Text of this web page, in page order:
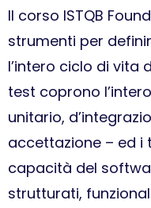
Il corso ISTQB
strumenti per
l’intero ciclo di vita
test coprono
unitario,
accettazione – ed
capacità del
strutturati,